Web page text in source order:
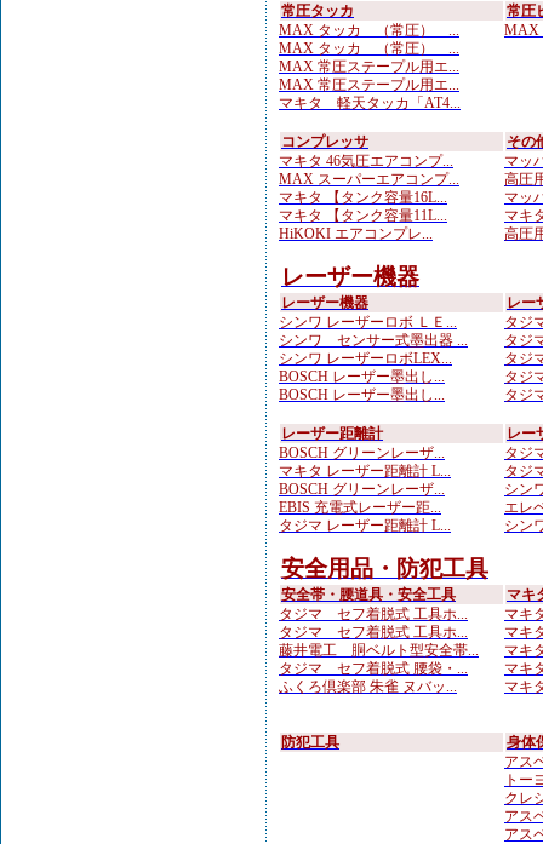
常圧タッカ
MAX タッカ （常圧） ...
MAX タッカ （常圧） ...
MAX 常圧ステープル用エ...
MAX 常圧ステープル用エ...
マキタ 軽天タッカ「AT4...
常圧
MAX
コンプレッサ
マキタ 46気圧エアコンプ...
MAX スーパーエアコンプ...
マキタ 【タンク容量16L...
マキタ 【タンク容量11L...
HiKOKI エアコンプレ...
その
マッ
高圧
マッ
マキ
高圧
レーザー機器
レーザー機器
シンワ レーザーロボ ＬＥ...
シンワ センサー式墨出器 ...
シンワ レーザーロボLEX...
BOSCH レーザー墨出し...
BOSCH レーザー墨出し...
レー
タジ
タジ
タジ
タジ
タジ
レーザー距離計
BOSCH グリーンレーザ...
マキタ レーザー距離計 L...
BOSCH グリーンレーザ...
EBIS 充電式レーザー距...
タジマ レーザー距離計 L...
レー
タジ
タジ
シン
エレ
シン
安全用品・防犯工具
安全帯・腰道具・安全工具
タジマ セフ着脱式 工具ホ...
タジマ セフ着脱式 工具ホ...
藤井電工 胴ベルト型安全帯...
タジマ セフ着脱式 腰袋・...
ふくろ倶楽部 朱雀 ヌバッ...
マキ
マキ
マキ
マキ
マキ
マキ
防犯工具
身体
アス
トー
クレ
アス
アス